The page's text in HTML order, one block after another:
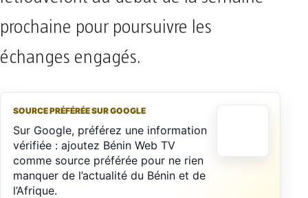
prochaine pour poursuivre les
échanges engagés.
SOURCE PRÉFÉRÉE SUR GOOGLE
Sur Google, préférez une information
vérifiée : ajoutez Bénin Web TV
comme source préférée pour ne rien
manquer de l’actualité du Bénin et de
l’Afrique.